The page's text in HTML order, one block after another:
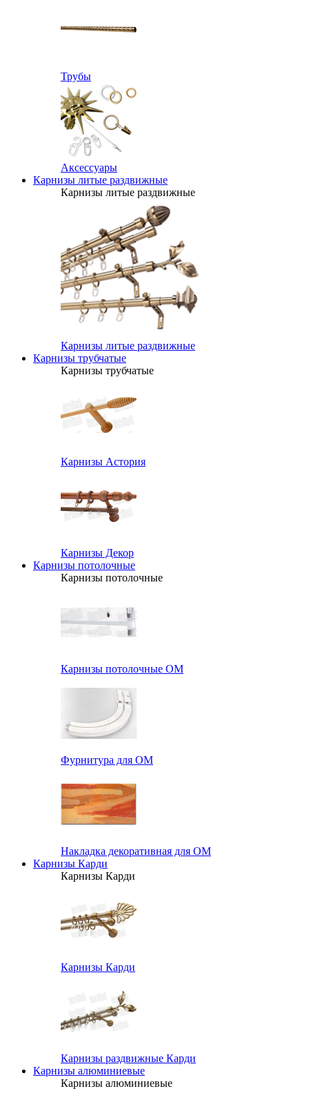
Трубы
Аксессуары
Карнизы литые раздвижные
Карнизы литые раздвижные
Карнизы литые раздвижные
Карнизы трубчатые
Карнизы трубчатые
Карнизы Астория
Карнизы Декор
Карнизы потолочные
Карнизы потолочные
Карнизы потолочные ОМ
Фурнитура для ОМ
Накладка декоративная для ОМ
Карнизы Карди
Карнизы Карди
Карнизы Карди
Карнизы раздвижные Карди
Карнизы алюминиевые
Карнизы алюминиевые